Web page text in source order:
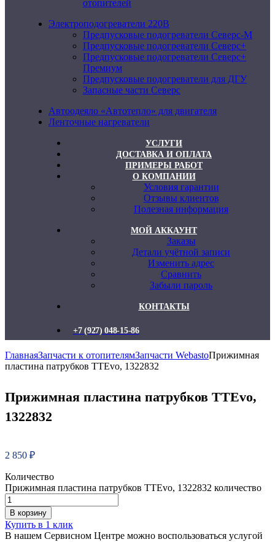
отопителей
Электроподогреватели 220В
Предпусковые подогреватели Северс-М
Предпусковые подогреватели Северс+
Предпусковые подогреватели Северс+
Премиум
Предпусковые подогреватели для ДГУ
Запасные части Северс
Автоодеяло «Автотепло» для двигателя
Ленточные нагреватели
УСЛУГИ
ДОСТАВКА И ОПЛАТА
ПРИМЕРЫ РАБОТ
О КОМПАНИИ
Условия гарантии
Отзывы клиентов
Полезная информация
МОЙ АККАУНТ
Заказы
Детали учётной записи
Изменить адрес
Сравнить
Забыли пароль
КОНТАКТЫ
+7 (927) 048-15-86
ГлавнаяЗапчасти к отопителямЗапчасти WebastoПрижимная
пластина патрубков TTEvo, 1322832
Прижимная пластина патрубков TTEvo,
1322832
2 850 ₽
Количество
Прижимная пластина патрубков TTEvo, 1322832 количество
В корзину
Купить в 1 клик
В нашем Сервисном Центре можно воспользоваться услугой